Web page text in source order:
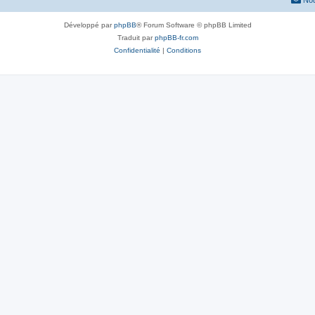
Développé parphpBB® Forum Software © phpBB Limited
Traduit parphpBB-fr.com
Confidentialité | Conditions